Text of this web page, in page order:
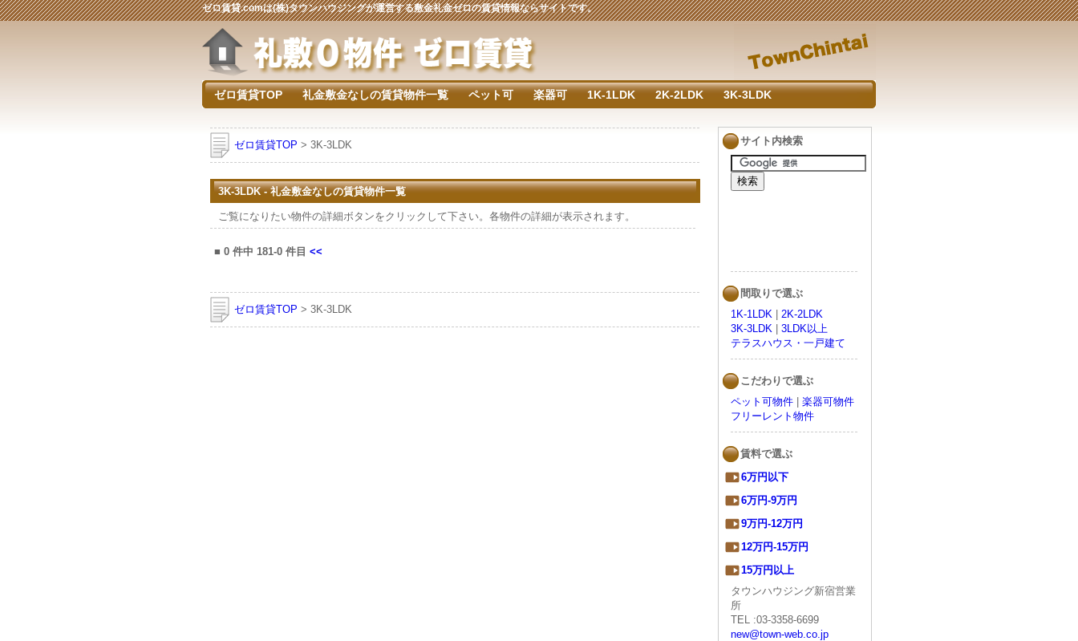
ゼロ賃貸.comは(株)タウンハウジングが運営する敷金礼金ゼロの賃貸情報ならサイトです。
ゼロ賃貸TOP 礼金敷金なしの賃貸物件一覧 ペット可 楽器可 1K-1LDK 2K-2LDK 3K-3LDK
ゼロ賃貸TOP > 3K-3LDK
3K-3LDK - 礼金敷金なしの賃貸物件一覧
ご覧になりたい物件の詳細ボタンをクリックして下さい。各物件の詳細が表示されます。
■ 0 件中 181-0 件目 <<
ゼロ賃貸TOP > 3K-3LDK
サイト内検索
間取りで選ぶ
1K-1LDK
2K-2LDK
3K-3LDK
3LDK以上
テラスハウス・一戸建て
こだわりで選ぶ
ペット可物件
楽器可物件
フリーレント物件
賃料で選ぶ
6万円以下
6万円-9万円
9万円-12万円
12万円-15万円
15万円以上
タウンハウジング新宿営業
所
TEL :03-3358-6699
new@town-web.co.jp